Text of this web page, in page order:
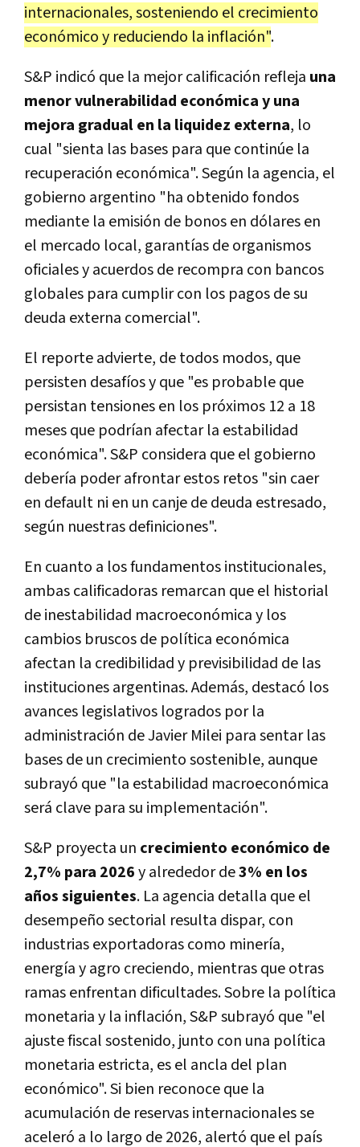
internacionales, sosteniendo el crecimiento
económico y reduciendo la inflación".
S&P indicó que la mejor calificación refleja una
menor vulnerabilidad económica y una
mejora gradual en la liquidez externa, lo
cual "sienta las bases para que continúe la
recuperación económica". Según la agencia, el
gobierno argentino "ha obtenido fondos
mediante la emisión de bonos en dólares en
el mercado local, garantías de organismos
oficiales y acuerdos de recompra con bancos
globales para cumplir con los pagos de su
deuda externa comercial".
El reporte advierte, de todos modos, que
persisten desafíos y que "es probable que
persistan tensiones en los próximos 12 a 18
meses que podrían afectar la estabilidad
económica". S&P considera que el gobierno
debería poder afrontar estos retos "sin caer
en default ni en un canje de deuda estresado,
según nuestras definiciones".
En cuanto a los fundamentos institucionales,
ambas calificadoras remarcan que el historial
de inestabilidad macroeconómica y los
cambios bruscos de política económica
afectan la credibilidad y previsibilidad de las
instituciones argentinas. Además, destacó los
avances legislativos logrados por la
administración de Javier Milei para sentar las
bases de un crecimiento sostenible, aunque
subrayó que "la estabilidad macroeconómica
será clave para su implementación".
S&P proyecta un crecimiento económico de
2,7% para 2026y alrededor de3% en los
años siguientes. La agencia detalla que el
desempeño sectorial resulta dispar, con
industrias exportadoras como minería,
energía y agro creciendo, mientras que otras
ramas enfrentan dificultades. Sobre la política
monetaria y la inflación, S&P subrayó que "el
ajuste fiscal sostenido, junto con una política
monetaria estricta, es el ancla del plan
económico". Si bien reconoce que la
acumulación de reservas internacionales se
aceleró a lo largo de 2026, alertó que el país